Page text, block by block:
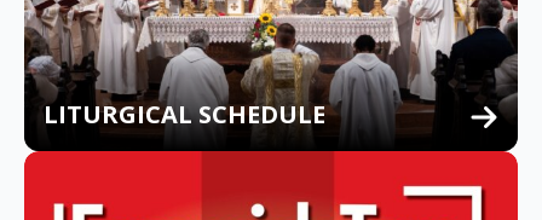
LITURGICAL SCHEDULE